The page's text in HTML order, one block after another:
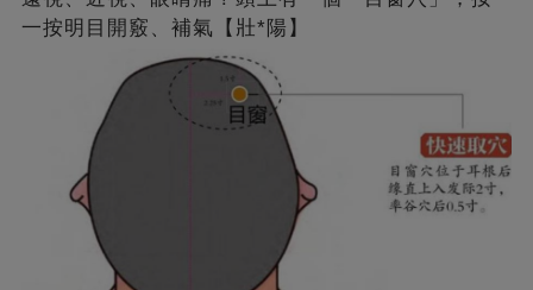
一按明目開竅、補氣【壯*陽】